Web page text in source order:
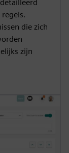
die zich
zijn